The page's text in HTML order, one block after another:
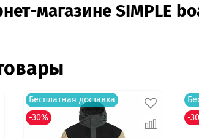
магазине SIMPLE
Бесплатная доставка
-30%
-